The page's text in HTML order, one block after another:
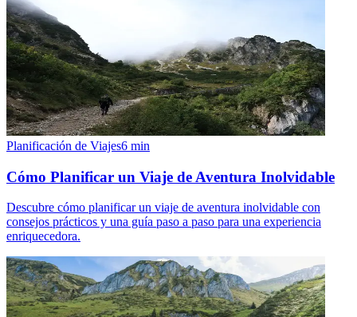
Planificación de Viajes6 min
Cómo Planificar un Viaje de Aventura Inolvidable
Descubre cómo planificar un viaje de aventura inolvidable con
consejos prácticos y una guía paso a paso para una experiencia
enriquecedora.